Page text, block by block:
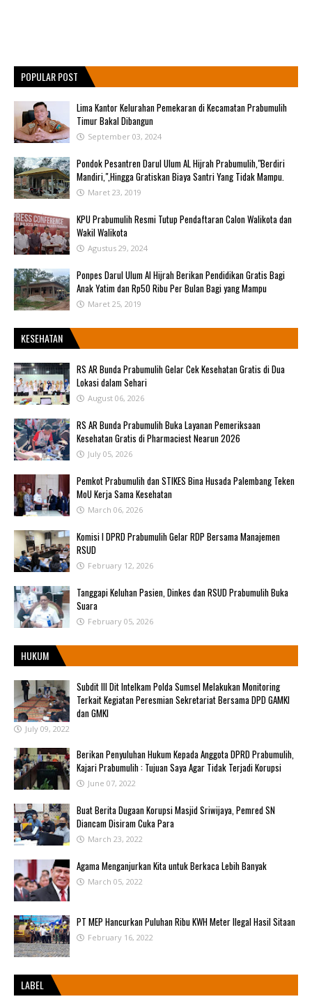
POPULAR POST
Lima Kantor Kelurahan Pemekaran di Kecamatan Prabumulih
Timur Bakal Dibangun
September 03, 2024
Pondok Pesantren Darul Ulum AL Hijrah Prabumulih,"Berdiri
Mandiri,",Hingga Gratiskan Biaya Santri Yang Tidak Mampu.
Maret 23, 2019
KPU Prabumulih Resmi Tutup Pendaftaran Calon Walikota dan
Wakil Walikota
Agustus 29, 2024
Ponpes Darul Ulum Al Hijrah Berikan Pendidikan Gratis Bagi
Anak Yatim dan Rp50 Ribu Per Bulan Bagi yang Mampu
Maret 25, 2019
KESEHATAN
RS AR Bunda Prabumulih Gelar Cek Kesehatan Gratis di Dua
Lokasi dalam Sehari
August 06, 2026
RS AR Bunda Prabumulih Buka Layanan Pemeriksaan
Kesehatan Gratis di Pharmaciest Nearun 2026
July 05, 2026
Pemkot Prabumulih dan STIKES Bina Husada Palembang Teken
MoU Kerja Sama Kesehatan
March 06, 2026
Komisi I DPRD Prabumulih Gelar RDP Bersama Manajemen
RSUD
February 12, 2026
Tanggapi Keluhan Pasien, Dinkes dan RSUD Prabumulih Buka
Suara
February 05, 2026
HUKUM
Subdit III Dit Intelkam Polda Sumsel Melakukan Monitoring
Terkait Kegiatan Peresmian Sekretariat Bersama DPD GAMKI
dan GMKI
July 09, 2022
Berikan Penyuluhan Hukum Kepada Anggota DPRD Prabumulih,
Kajari Prabumulih : Tujuan Saya Agar Tidak Terjadi Korupsi
June 07, 2022
Buat Berita Dugaan Korupsi Masjid Sriwijaya, Pemred SN
Diancam Disiram Cuka Para
March 23, 2022
Agama Menganjurkan Kita untuk Berkaca Lebih Banyak
March 05, 2022
PT MEP Hancurkan Puluhan Ribu KWH Meter Ilegal Hasil Sitaan
February 16, 2022
LABEL